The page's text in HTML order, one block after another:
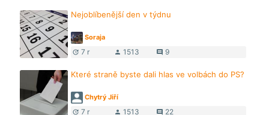
Nejoblíbenější den v týdnu
Soraja
update 7 r person 1513 comment 9
Které straně byste dali hlas ve volbách do PS?
Chytrý Jiří
update 7 r person 1513 comment 22